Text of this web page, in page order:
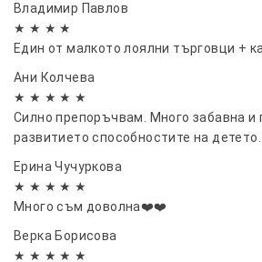
Владимир Павлов
★ ★ ★ ★
Един от малкото лоялни търговци +
Ани Колчева
★ ★ ★ ★ ★
Силно препоръчвам. Много забавна и
развитието способностите на детето.
Ерина Чучуркова
★ ★ ★ ★ ★
Много съм доволна❤️❤️
Верка Борисова
★ ★ ★ ★ ★